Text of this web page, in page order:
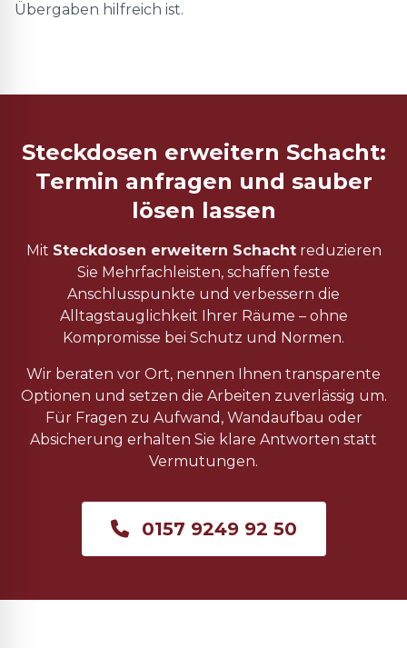
Übergaben hilfreich ist.
Steckdosen erweitern Schacht:
Termin anfragen und sauber
lösen lassen
Mit Steckdosen erweitern Schachtreduzieren
Sie Mehrfachleisten, schaffen feste
Anschlusspunkte und verbessern die
Alltagstauglichkeit Ihrer Räume – ohne
Kompromisse bei Schutz und Normen.
Wir beraten vor Ort, nennen Ihnen transparente
Optionen und setzen die Arbeiten zuverlässig um.
Für Fragen zu Aufwand, Wandaufbau oder
Absicherung erhalten Sie klare Antworten statt
Vermutungen.
0157 9249 92 50